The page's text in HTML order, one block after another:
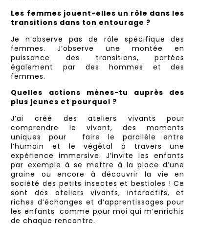
Les femmes jouent-elles un rôle dans les
transitions dans ton entourage ?
Je n’observe pas de rôle spécifique des
femmes. J’observe une montée en
puissance des transitions, portées
également par des hommes et des
femmes.
Quelles actions mènes-tu auprès des
plus jeunes et pourquoi ?
J’ai créé des ateliers vivants pour
comprendre le vivant, des moments
uniques pour faire le parallèle entre
l’humain et le végétal à travers une
expérience immersive. J’invite les enfants
par exemple à se mettre à la place d’une
graine ou encore à découvrir la vie en
société des petits insectes et bestioles ! Ce
sont des ateliers vivants, interactifs, et
riches d’échanges et d’apprentissages pour
les enfants comme pour moi qui m’enrichis
de chaque rencontre.